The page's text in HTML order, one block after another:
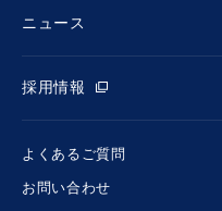
ニュース
採用情報
よくあるご質問
お問い合わせ